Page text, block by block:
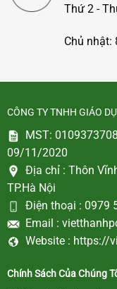
Thứ 2 -
Chủ nhật:
CÔNG TY TNHH GIÁO
MST:
09/11/2020
Địa chỉ : Thôn
TP.Hà Nội
Điện thoại : 0979
Email :
Website : https://
Chính Sách Của Chúng